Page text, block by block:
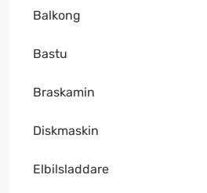
Balkong
Bastu
Braskamin
Diskmaskin
Elbilsladdare